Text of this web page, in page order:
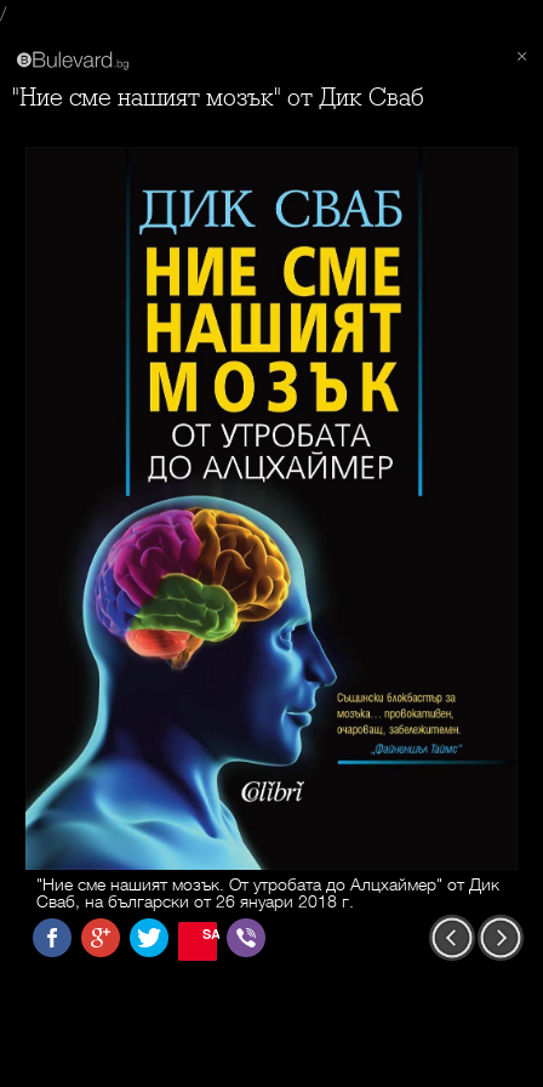
/
"Ние сме нашият мозък" от Дик Сваб
"Ние сме нашият мозък. От утробата до Алцхаймер" от Дик
Сваб, на български от 26 януари 2018 г.
SAVE